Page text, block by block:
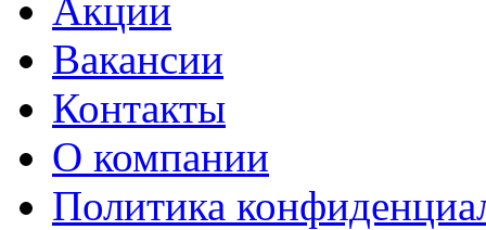
Акции
Вакансии
Контакты
О компании
Политика